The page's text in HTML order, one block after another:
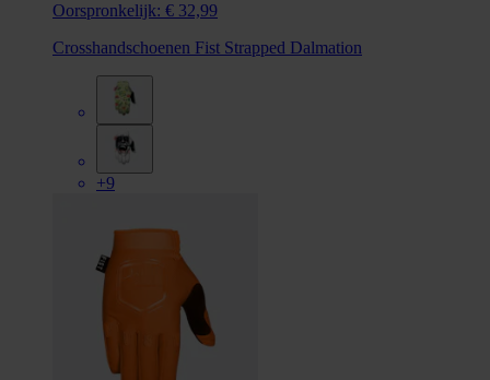
Oorspronkelijk: € 32,99
Crosshandschoenen Fist Strapped Dalmation
+9